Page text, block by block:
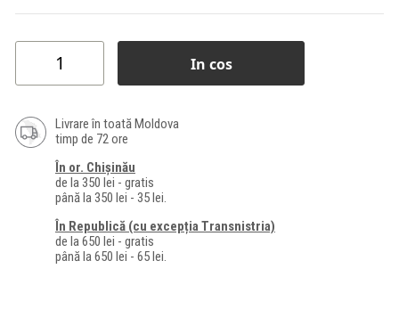
In cos
Livrare în toată Moldova
timp de 72 ore
În or. Chișinău
de la 350 lei - gratis
până la 350 lei - 35 lei.
În Republică (cu excepția Transnistria)
de la 650 lei - gratis
până la 650 lei - 65 lei.